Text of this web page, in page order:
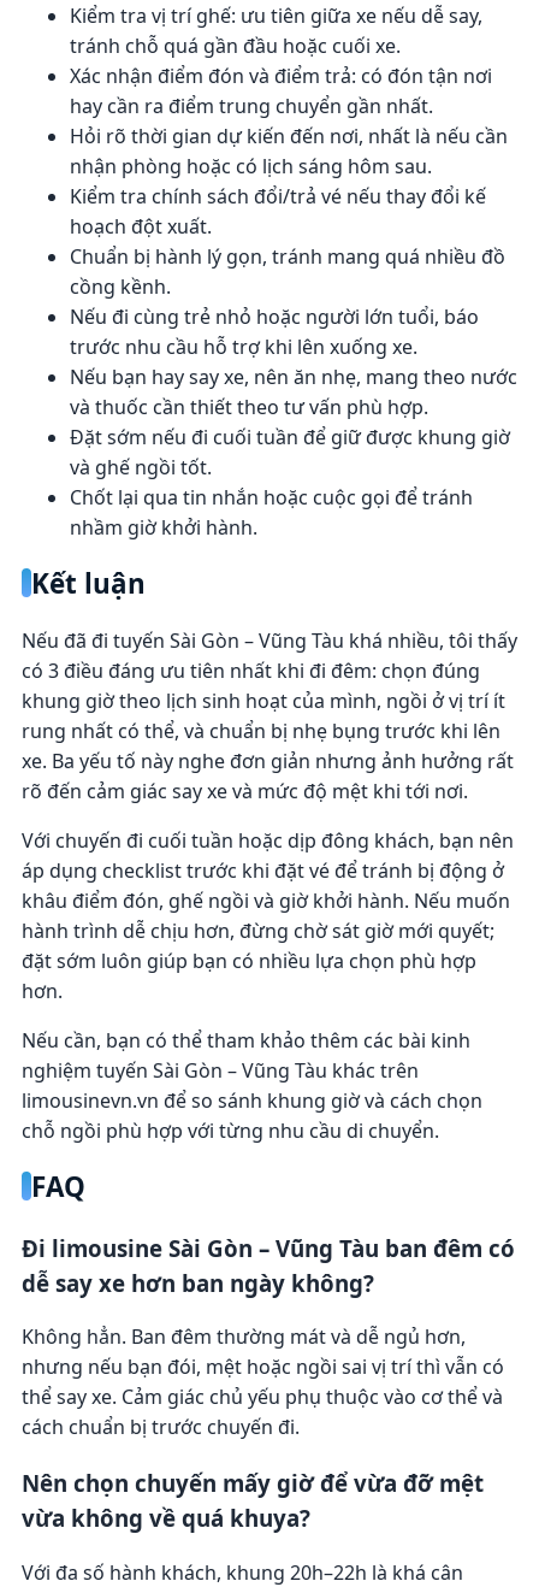
Kiểm tra vị trí ghế: ưu tiên giữa xe nếu dễ say,
tránh chỗ quá gần đầu hoặc cuối xe.
Xác nhận điểm đón và điểm trả: có đón tận nơi
hay cần ra điểm trung chuyển gần nhất.
Hỏi rõ thời gian dự kiến đến nơi, nhất là nếu cần
nhận phòng hoặc có lịch sáng hôm sau.
Kiểm tra chính sách đổi/trả vé nếu thay đổi kế
hoạch đột xuất.
Chuẩn bị hành lý gọn, tránh mang quá nhiều đồ
cồng kềnh.
Nếu đi cùng trẻ nhỏ hoặc người lớn tuổi, báo
trước nhu cầu hỗ trợ khi lên xuống xe.
Nếu bạn hay say xe, nên ăn nhẹ, mang theo nước
và thuốc cần thiết theo tư vấn phù hợp.
Đặt sớm nếu đi cuối tuần để giữ được khung giờ
và ghế ngồi tốt.
Chốt lại qua tin nhắn hoặc cuộc gọi để tránh
nhầm giờ khởi hành.
Kết luận
Nếu đã đi tuyến Sài Gòn – Vũng Tàu khá nhiều, tôi thấy
có 3 điều đáng ưu tiên nhất khi đi đêm: chọn đúng
khung giờ theo lịch sinh hoạt của mình, ngồi ở vị trí ít
rung nhất có thể, và chuẩn bị nhẹ bụng trước khi lên
xe. Ba yếu tố này nghe đơn giản nhưng ảnh hưởng rất
rõ đến cảm giác say xe và mức độ mệt khi tới nơi.
Với chuyến đi cuối tuần hoặc dịp đông khách, bạn nên
áp dụng checklist trước khi đặt vé để tránh bị động ở
khâu điểm đón, ghế ngồi và giờ khởi hành. Nếu muốn
hành trình dễ chịu hơn, đừng chờ sát giờ mới quyết;
đặt sớm luôn giúp bạn có nhiều lựa chọn phù hợp
hơn.
Nếu cần, bạn có thể tham khảo thêm các bài kinh
nghiệm tuyến Sài Gòn – Vũng Tàu khác trên
limousinevn.vn để so sánh khung giờ và cách chọn
chỗ ngồi phù hợp với từng nhu cầu di chuyển.
FAQ
Đi limousine Sài Gòn – Vũng Tàu ban đêm có
dễ say xe hơn ban ngày không?
Không hẳn. Ban đêm thường mát và dễ ngủ hơn,
nhưng nếu bạn đói, mệt hoặc ngồi sai vị trí thì vẫn có
thể say xe. Cảm giác chủ yếu phụ thuộc vào cơ thể và
cách chuẩn bị trước chuyến đi.
Nên chọn chuyến mấy giờ để vừa đỡ mệt
vừa không về quá khuya?
Với đa số hành khách, khung 20h–22h là khá cân